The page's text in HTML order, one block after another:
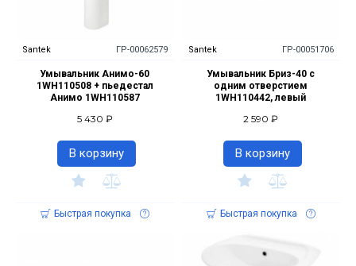
Santek ГР-00062579
Умывальник Анимо-60
1WH110508 + пьедестал
Анимо 1WH110587
5 430 ₽
В корзину
Быстрая покупка
Santek ГР-00051706
Умывальник Бриз-40 с
одним отверстием
1WH110442, левый
2 590 ₽
В корзину
Быстрая покупка